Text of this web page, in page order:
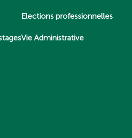
Elections professionnelles
Vie Administrative